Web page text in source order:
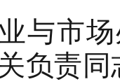
与市
负责